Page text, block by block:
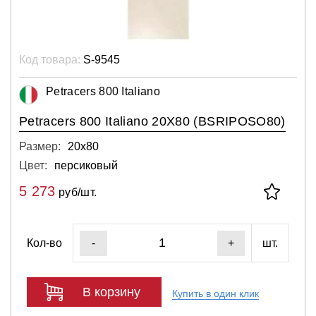
Код товара: S-9545
Petracers 800 Italiano
Petracers 800 Italiano 20X80 (BSRIPOSO80)
Размер:
20х80
Цвет:
персиковый
5 273 руб/шт.
Кол-во - + шт.
В корзину Купить в один клик